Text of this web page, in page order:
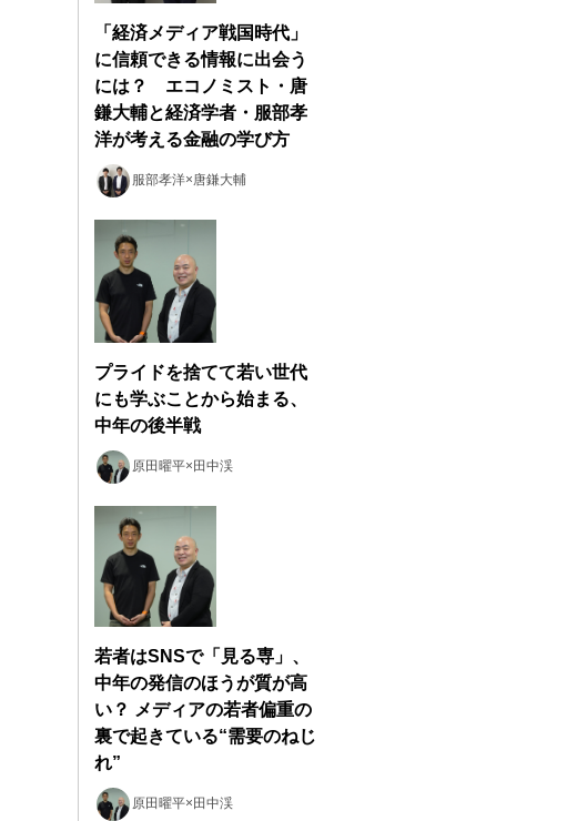
「経済メディア戦国時代」
に信頼できる情報に出会う
には？ エコノミスト・唐
鎌大輔と経済学者・服部孝
洋が考える金融の学び方
服部孝洋×唐鎌大輔
プライドを捨てて若い世代
にも学ぶことから始まる、
中年の後半戦
原田曜平×田中渓
若者はSNSで「見る専」、
中年の発信のほうが質が高
い？ メディアの若者偏重の
裏で起きている“需要のねじ
れ”
原田曜平×田中渓